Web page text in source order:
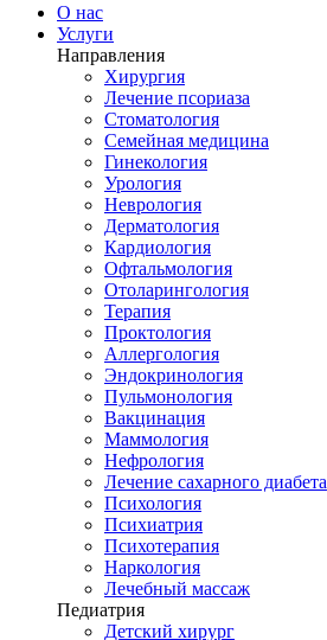
О нас
Услуги
Направления
Хирургия
Лечение псориаза
Стоматология
Семейная медицина
Гинекология
Урология
Неврология
Дерматология
Кардиология
Офтальмология
Отоларингология
Терапия
Проктология
Аллергология
Эндокринология
Пульмонология
Вакцинация
Маммология
Нефрология
Лечение сахарного диабета
Психология
Психиатрия
Психотерапия
Наркология
Лечебный массаж
Педиатрия
Детский хирург